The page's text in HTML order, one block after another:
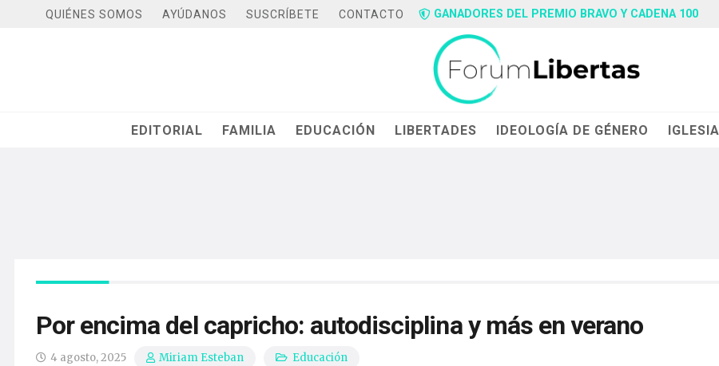
QUIÉNES SOMOS AYÚDANOS SUSCRÍBETE CONTACTO GANADORES DEL PREMIO BRAVO Y CADENA 100
EDITORIAL FAMILIA EDUCACIÓN LIBERTADES IDEOLOGÍA DE GÉNERO IGLESIA
Por encima del capricho: autodisciplina y más en verano
4 agosto, 2025 Miriam Esteban Educación